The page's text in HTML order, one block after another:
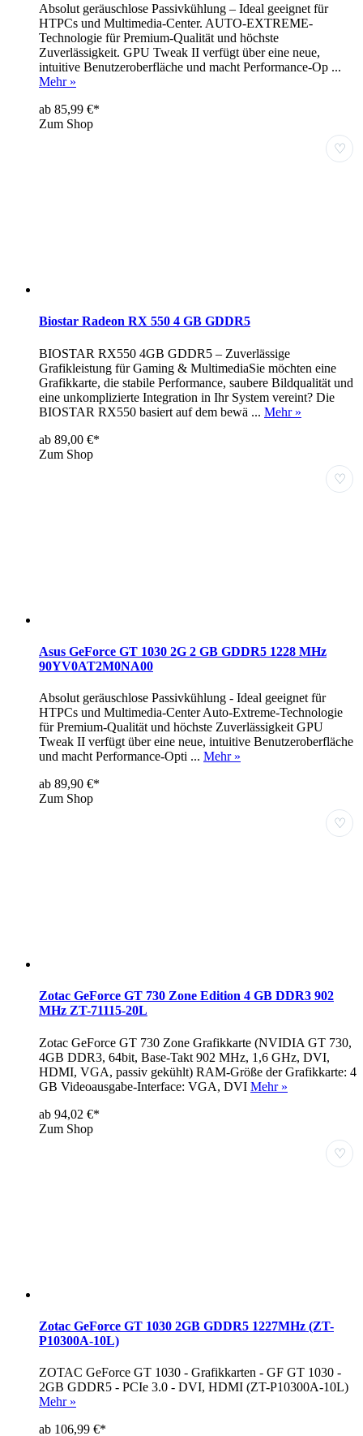
Absolut geräuschlose Passivkühlung – Ideal geeignet für
HTPCs und Multimedia-Center. AUTO-EXTREME-
Technologie für Premium-Qualität und höchste
Zuverlässigkeit. GPU Tweak II verfügt über eine neue,
intuitive Benutzeroberfläche und macht Performance-Op ...
Mehr »
ab 85,99 €*
Zum Shop
♡
Biostar Radeon RX 550 4 GB GDDR5
BIOSTAR RX550 4GB GDDR5 – Zuverlässige
Grafikleistung für Gaming & MultimediaSie möchten eine
Grafikkarte, die stabile Performance, saubere Bildqualität und
eine unkomplizierte Integration in Ihr System vereint? Die
BIOSTAR RX550 basiert auf dem bewä ... Mehr »
ab 89,00 €*
Zum Shop
♡
Asus GeForce GT 1030 2G 2 GB GDDR5 1228 MHz
90YV0AT2M0NA00
Absolut geräuschlose Passivkühlung - Ideal geeignet für
HTPCs und Multimedia-Center Auto-Extreme-Technologie
für Premium-Qualität und höchste Zuverlässigkeit GPU
Tweak II verfügt über eine neue, intuitive Benutzeroberfläche
und macht Performance-Opti ... Mehr »
ab 89,90 €*
Zum Shop
♡
Zotac GeForce GT 730 Zone Edition 4 GB DDR3 902
MHz ZT-71115-20L
Zotac GeForce GT 730 Zone Grafikkarte (NVIDIA GT 730,
4GB DDR3, 64bit, Base-Takt 902 MHz, 1,6 GHz, DVI,
HDMI, VGA, passiv gekühlt) RAM-Größe der Grafikkarte: 4
GB Videoausgabe-Interface: VGA, DVI Mehr »
ab 94,02 €*
Zum Shop
♡
Zotac GeForce GT 1030 2GB GDDR5 1227MHz (ZT-
P10300A-10L)
ZOTAC GeForce GT 1030 - Grafikkarten - GF GT 1030 -
2GB GDDR5 - PCIe 3.0 - DVI, HDMI (ZT-P10300A-10L)
Mehr »
ab 106,99 €*